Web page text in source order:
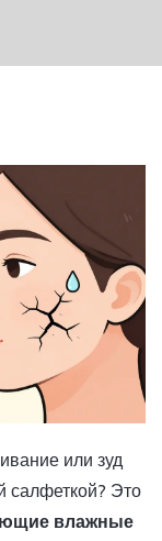
или зуд
салфеткой? Это
влажные